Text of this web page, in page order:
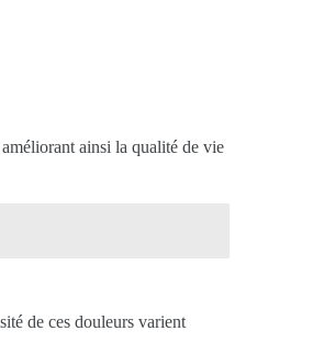
ainsi la qualité de vie
de ces douleurs varient